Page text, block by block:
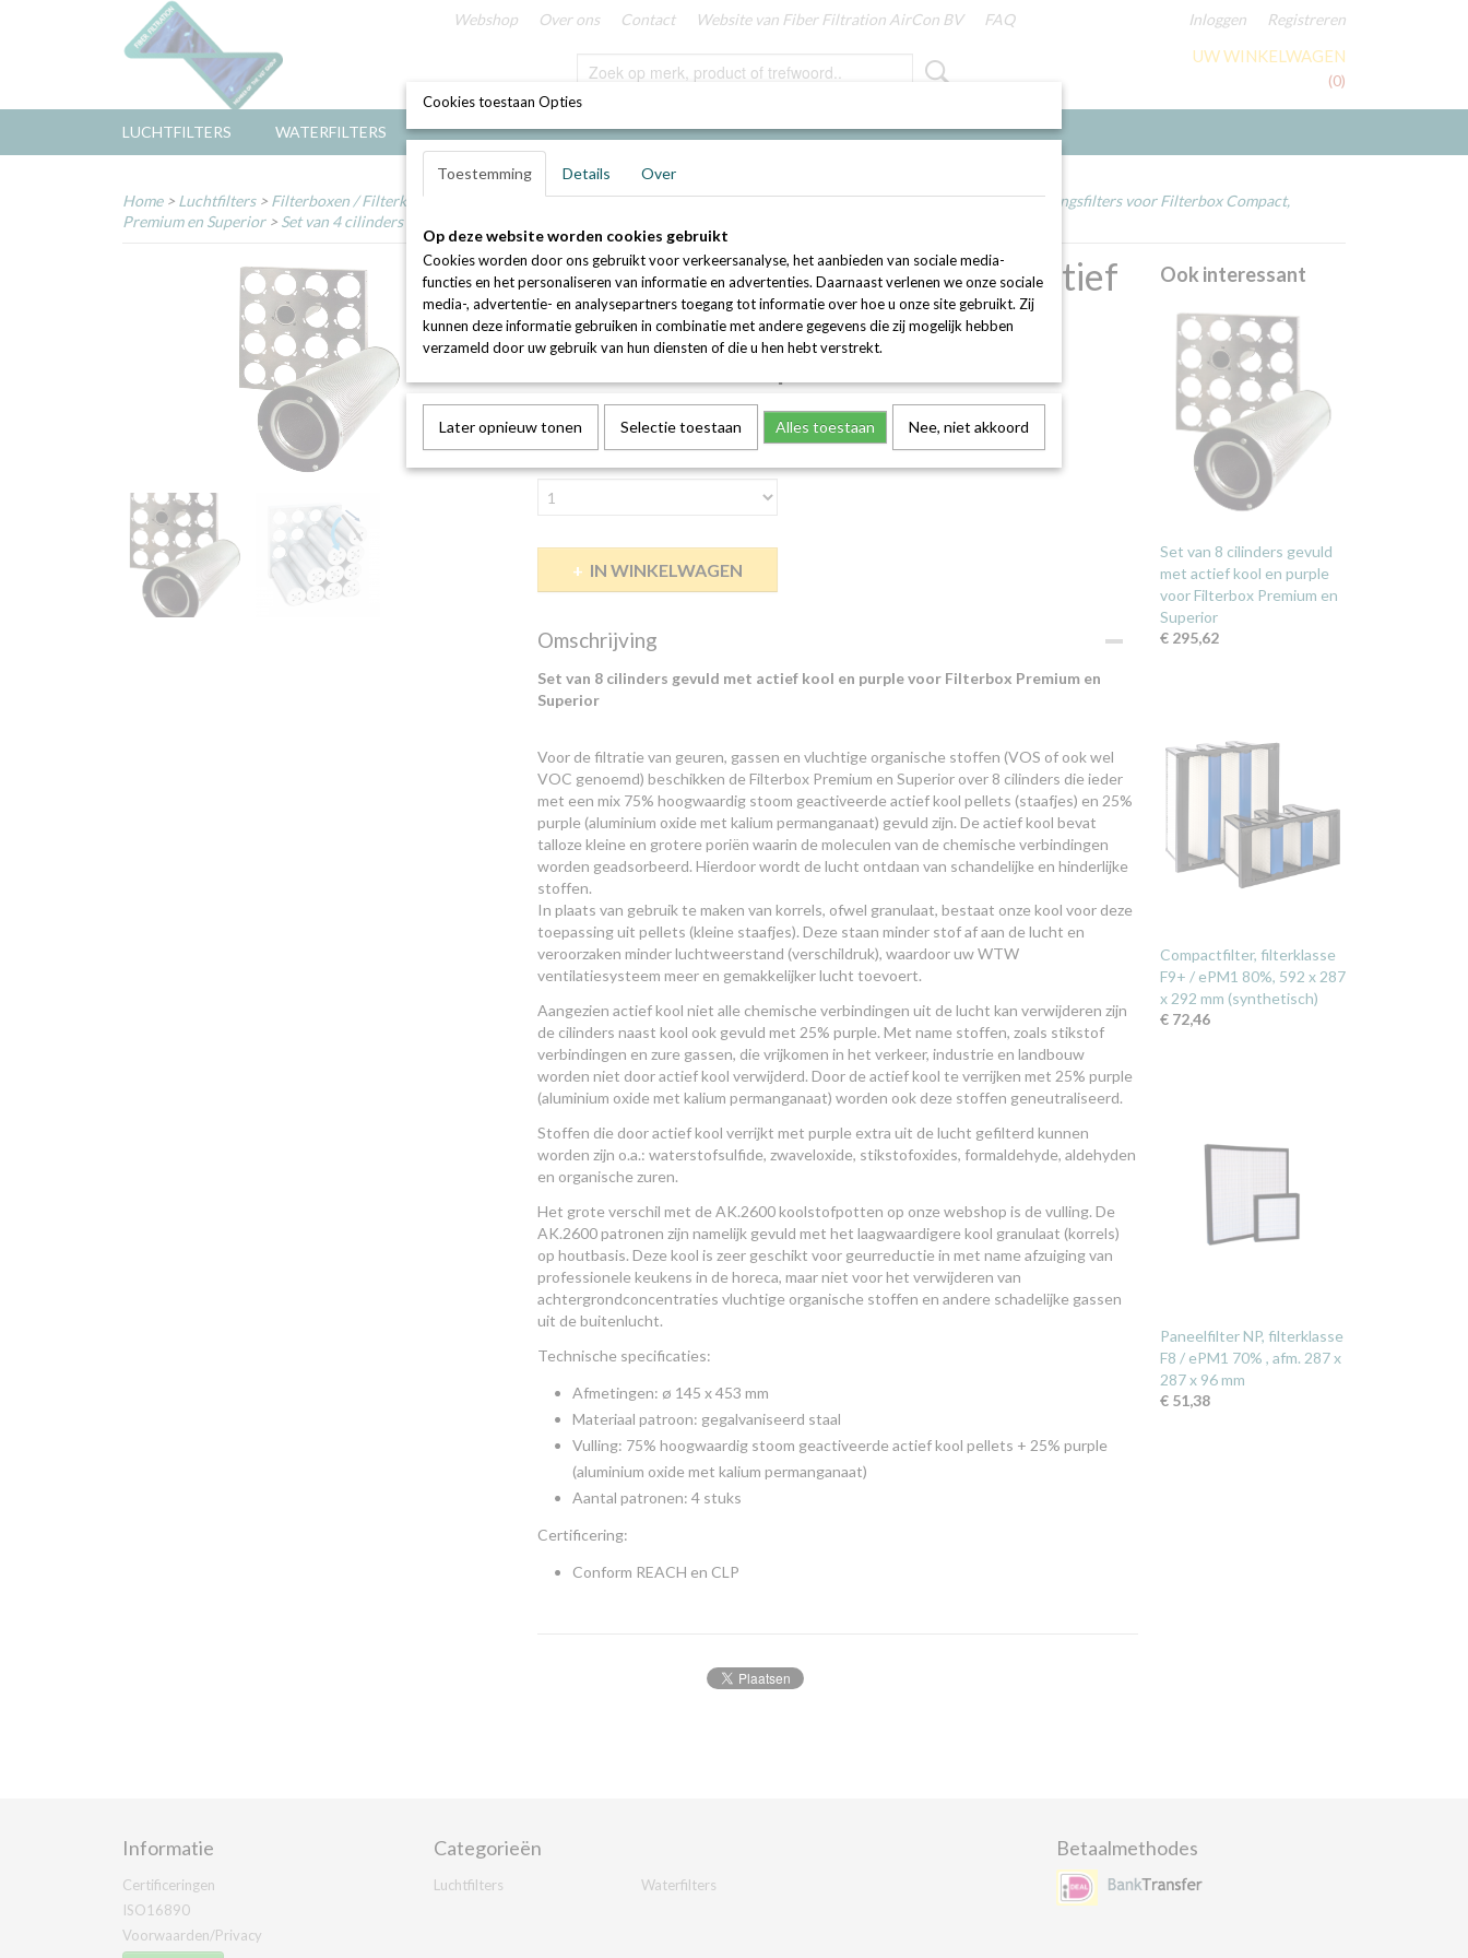
Webshop Over ons Contact Website van Fiber Filtration AirCon BV FAQ Inloggen Registreren
UW WINKELWAGEN
(0)
LUCHTFILTERS WATERFILTERS
Home> Luchtfilters> Filterboxen / Filterkasten Filterboxen tegen houtrook overlast, pollen, fijnstof en overige luchtvervuiling>Vervangingsfilters voor Filterbox Compact,
Premium en Superior> Set van 4 cilinders gevuld met actief kool en purple voor Filterbox Premium en Superior
Set van 4 cilinders gevuld met actief
kool en purple voor Filterbox
Premium en Superior
€ 147,81 (exclusief btw 21%)
IN WINKELWAGEN
Omschrijving
Set van 8 cilinders gevuld met actief kool en purple voor Filterbox Premium en
Superior
Voor de filtratie van geuren, gassen en vluchtige organische stoffen (VOS of ook wel
VOC genoemd) beschikken de Filterbox Premium en Superior over 8 cilinders die ieder
met een mix 75% hoogwaardig stoom geactiveerde actief kool pellets (staafjes) en 25%
purple (aluminium oxide met kalium permanganaat) gevuld zijn. De actief kool bevat
talloze kleine en grotere poriën waarin de moleculen van de chemische verbindingen
worden geadsorbeerd. Hierdoor wordt de lucht ontdaan van schandelijke en hinderlijke
stoffen.
In plaats van gebruik te maken van korrels, ofwel granulaat, bestaat onze kool voor deze
toepassing uit pellets (kleine staafjes). Deze staan minder stof af aan de lucht en
veroorzaken minder luchtweerstand (verschildruk), waardoor uw WTW
ventilatiesysteem meer en gemakkelijker lucht toevoert.
Aangezien actief kool niet alle chemische verbindingen uit de lucht kan verwijderen zijn
de cilinders naast kool ook gevuld met 25% purple. Met name stoffen, zoals stikstof
verbindingen en zure gassen, die vrijkomen in het verkeer, industrie en landbouw
worden niet door actief kool verwijderd. Door de actief kool te verrijken met 25% purple
(aluminium oxide met kalium permanganaat) worden ook deze stoffen geneutraliseerd.
Stoffen die door actief kool verrijkt met purple extra uit de lucht gefilterd kunnen
worden zijn o.a.: waterstofsulfide, zwaveloxide, stikstofoxides, formaldehyde, aldehyden
en organische zuren.
Het grote verschil met de AK.2600 koolstofpotten op onze webshop is de vulling. De
AK.2600 patronen zijn namelijk gevuld met het laagwaardigere kool granulaat (korrels)
op houtbasis. Deze kool is zeer geschikt voor geurreductie in met name afzuiging van
professionele keukens in de horeca, maar niet voor het verwijderen van
achtergrondconcentraties vluchtige organische stoffen en andere schadelijke gassen
uit de buitenlucht.
Technische specificaties:
Afmetingen: ø 145 x 453 mm
Materiaal patroon: gegalvaniseerd staal
Vulling: 75% hoogwaardig stoom geactiveerde actief kool pellets + 25% purple
(aluminium oxide met kalium permanganaat)
Aantal patronen: 4 stuks
Certificering:
Conform REACH en CLP
Ook interessant
Set van 8 cilinders gevuld
met actief kool en purple
voor Filterbox Premium en
Superior
€ 295,62
Compactfilter, filterklasse
F9+ / ePM1 80%, 592 x 287
x 292 mm (synthetisch)
€ 72,46
Paneelfilter NP, filterklasse
F8 / ePM1 70% , afm. 287 x
287 x 96 mm
€ 51,38
Informatie
Certificeringen
ISO16890
Voorwaarden/Privacy
Categorieën
Luchtfilters Waterfilters
Betaalmethodes
Cookies toestaan Opties
Toestemming Details Over
Op deze website worden cookies gebruikt
Cookies worden door ons gebruikt voor verkeersanalyse, het aanbieden van sociale media-
functies en het personaliseren van informatie en advertenties. Daarnaast verlenen we onze sociale
media-, advertentie- en analysepartners toegang tot informatie over hoe u onze site gebruikt. Zij
kunnen deze informatie gebruiken in combinatie met andere gegevens die zij mogelijk hebben
verzameld door uw gebruik van hun diensten of die u hen hebt verstrekt.
Later opnieuw tonen Selectie toestaan Alles toestaan Nee, niet akkoord